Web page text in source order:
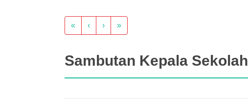
« ‹ › »
Sambutan Kepala Sekolah